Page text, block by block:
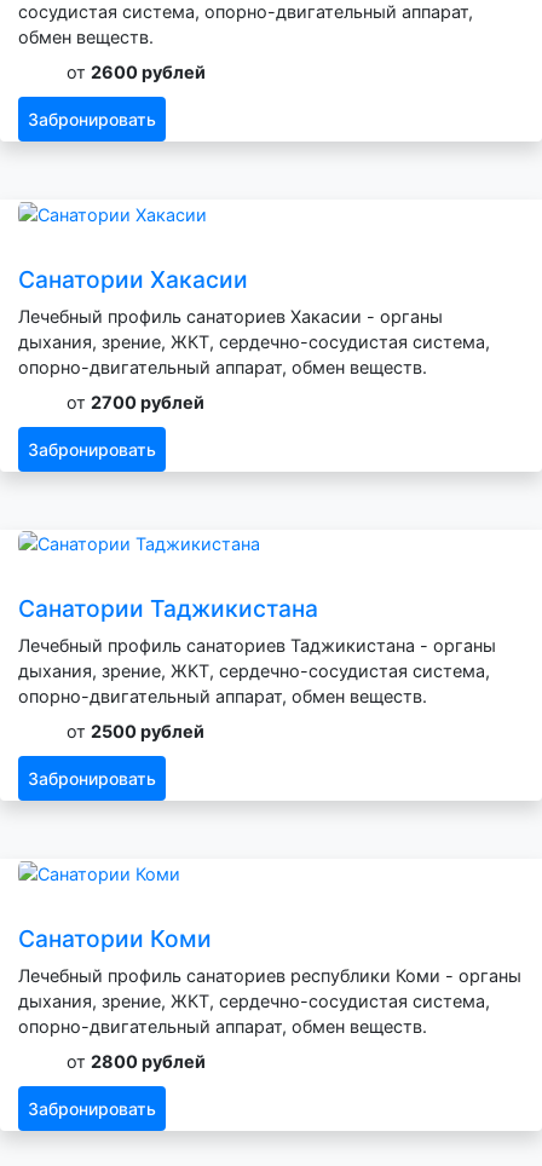
сосудистая система, опорно-двигательный аппарат,
обмен веществ.
от 2600 рублей
Забронировать
Санатории Хакасии
Лечебный профиль санаториев Хакасии - органы
дыхания, зрение, ЖКТ, сердечно-сосудистая система,
опорно-двигательный аппарат, обмен веществ.
от 2700 рублей
Забронировать
Санатории Таджикистана
Лечебный профиль санаториев Таджикистана - органы
дыхания, зрение, ЖКТ, сердечно-сосудистая система,
опорно-двигательный аппарат, обмен веществ.
от 2500 рублей
Забронировать
Санатории Коми
Лечебный профиль санаториев республики Коми - органы
дыхания, зрение, ЖКТ, сердечно-сосудистая система,
опорно-двигательный аппарат, обмен веществ.
от 2800 рублей
Забронировать